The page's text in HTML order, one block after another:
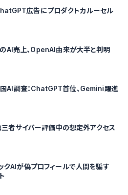
広告にプロダクトカルーセル
売上、OpenAI由来が大半と判明
AI調査：ChatGPT首位、Gemini躍進
者サイバー評価中の想定外アクセス
クAIが偽プロフィールで人間を騙す